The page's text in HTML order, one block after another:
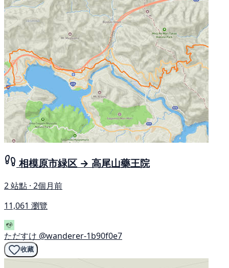
相模原市緑区 → 高尾山藥王院
2 站點 · 2個月前
11,061 瀏覽
ただすけ @wanderer-1b90f0e7
收藏